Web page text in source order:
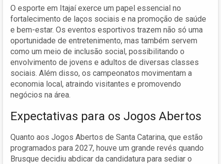
O esporte em Itajaí exerce um papel essencial no
fortalecimento de laços sociais e na promoção de saúde
e bem-estar. Os eventos esportivos trazem não só uma
oportunidade de entretenimento, mas também servem
como um meio de inclusão social, possibilitando o
envolvimento de jovens e adultos de diversas classes
sociais. Além disso, os campeonatos movimentam a
economia local, atraindo visitantes e promovendo
negócios na área.
Expectativas para os Jogos Abertos
Quanto aos Jogos Abertos de Santa Catarina, que estão
programados para 2027, houve um grande revés quando
Brusque decidiu abdicar da candidatura para sediar o